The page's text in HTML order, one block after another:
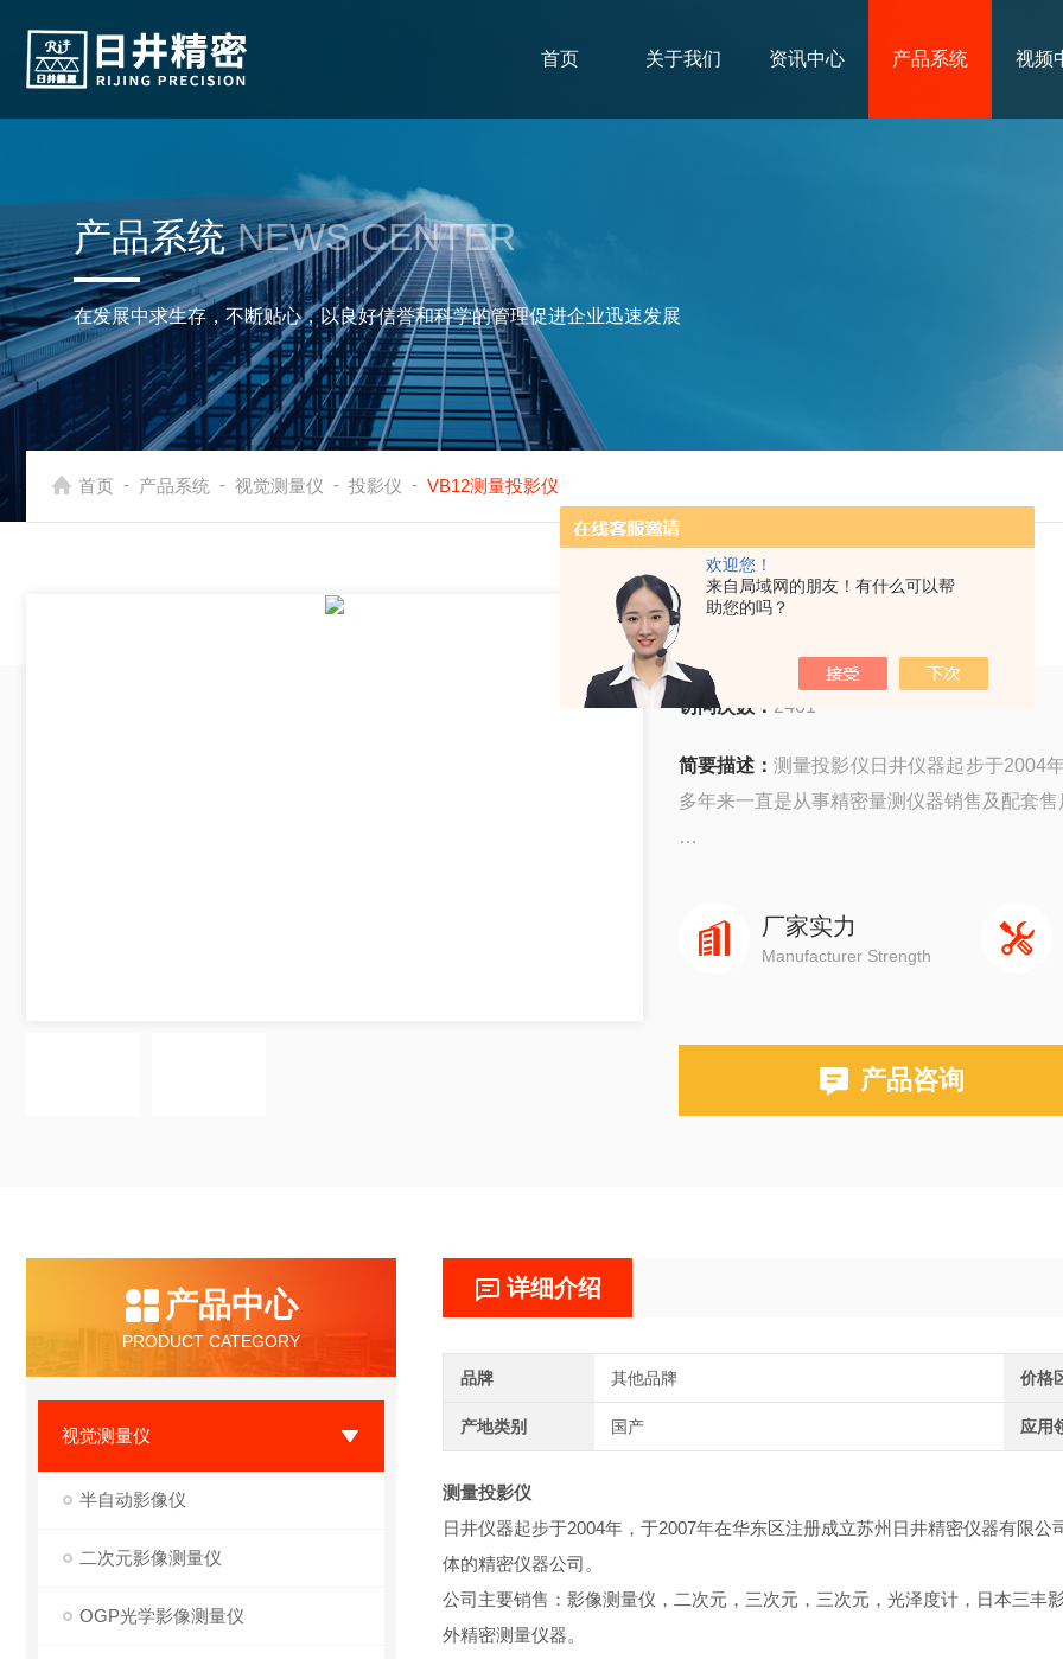
欢迎您！
来自局域网的朋友！有什么可以帮
助您的吗？
首页 关于我们 资讯中心 产品系统 视频
产品系统 NEWS CENTER
在发展中求生存，不断贴心，以良好信誉和科学的管理促进企业迅速发展
首页 - 产品系统 - 视觉测量仪 - 投影仪 - VB12测量投影仪
测量投影仪
访问次数： 2401
简要描述： 测量投影仪日井仪器起步于2004
多年来一直是从事精密量测仪器销售及配套
厂家实力
Manufacturer Strength
产品咨询
产品中心
PRODUCT CATEGORY
视觉测量仪
半自动影像仪
二次元影像测量仪
OGP光学影像测量仪
详细介绍
品牌 其他品牌 价格
产地类别 国产 应用
测量投影仪
日井仪器起步于2004年，于2007年在华东区注册成立苏州日井精密仪器有限
体的精密仪器公司。
公司主要销售：影像测量仪，二次元，三次元，三次元，光泽度计，日本三丰
外精密测量仪器。